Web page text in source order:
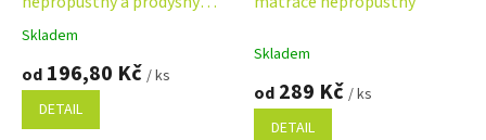
PU+froté
Průměrné
produktu
5,0
Skladem
od 196,80 Kč / ks
DETAIL
Skladem
od 289 Kč / ks
DETAIL